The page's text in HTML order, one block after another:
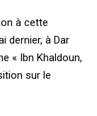
à cette
dernier, à Dar
« Ibn Khaldoun,
sur le